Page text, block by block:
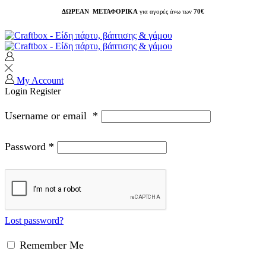
ΔΩΡΕΑΝ ΜΕΤΑΦΟΡΙΚΑ για αγορές άνω των 70€
My Account
Login Register
Username or email *
Password *
Lost password?
Remember Me